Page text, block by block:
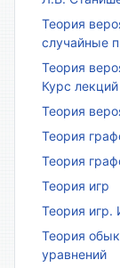
Теория
случайные
Теория
Курс
Теория
Теория
Теория
Теория игр
Теория игр.
Теория
уравнений